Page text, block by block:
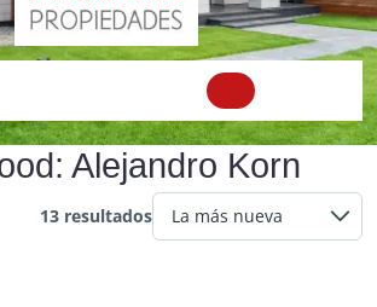
Alejandro Korn
13 resultados